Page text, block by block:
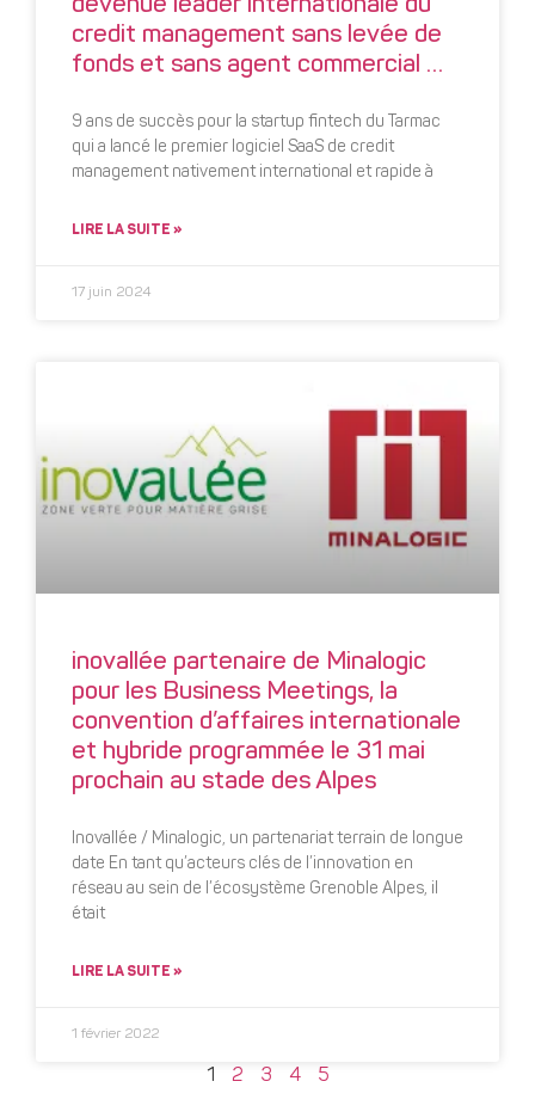
devenue leader internationale du
credit management sans levée de
fonds et sans agent commercial …
9 ans de succès pour la startup fintech du Tarmac
qui a lancé le premier logiciel SaaS de credit
management nativement international et rapide à
LIRE LA SUITE »
17 juin 2024
inovallée partenaire de Minalogic
pour les Business Meetings, la
convention d’affaires internationale
et hybride programmée le 31 mai
prochain au stade des Alpes
Inovallée / Minalogic, un partenariat terrain de longue
date En tant qu’acteurs clés de l’innovation en
réseau au sein de l’écosystème Grenoble Alpes, il
était
LIRE LA SUITE »
1 février 2022
1 2 3 4 5